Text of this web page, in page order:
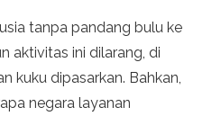
tanpa pandang bulu ke
aktivitas ini dilarang, di
kuku dipasarkan. Bahkan,
negara layanan